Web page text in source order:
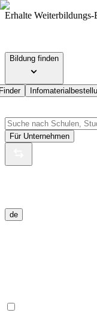
Erhalte Weiterbildungs-
Bildung finden
Für Unternehmen
de